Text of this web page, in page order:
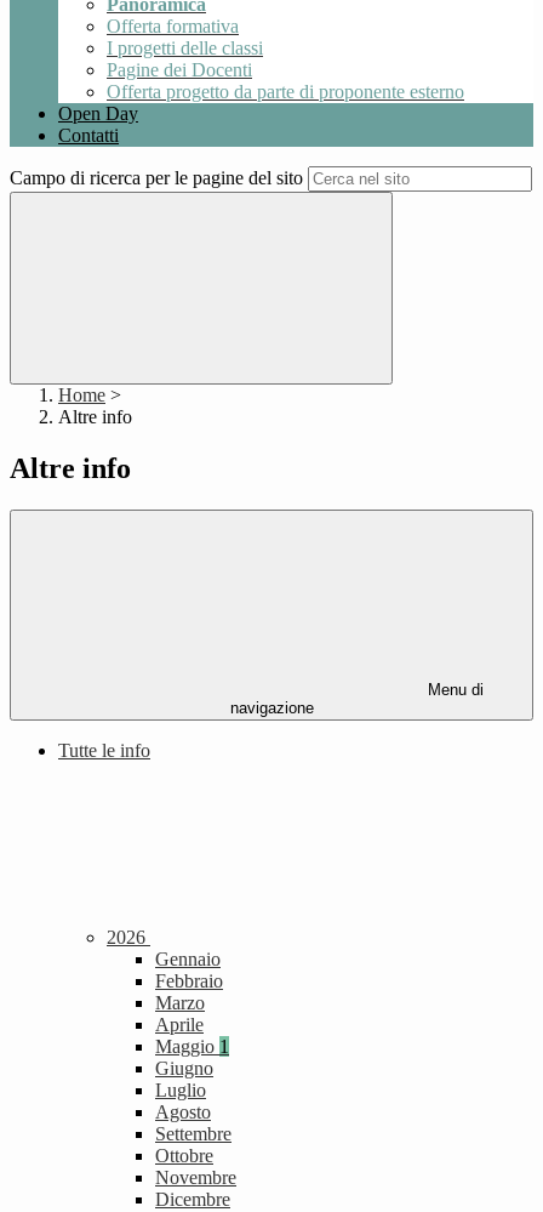
Panoramica
Offerta formativa
I progetti delle classi
Pagine dei Docenti
Offerta progetto da parte di proponente esterno
Open Day
Contatti
Campo di ricerca per le pagine del sito
Home >
Altre info
Altre info
Menu di
navigazione
Tutte le info
2026
Gennaio
Febbraio
Marzo
Aprile
Maggio 1
Giugno
Luglio
Agosto
Settembre
Ottobre
Novembre
Dicembre